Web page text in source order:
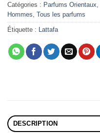
Catégories : Parfums Orientaux,
Hommes, Tous les parfums
Étiquette : Lattafa
DESCRIPTION